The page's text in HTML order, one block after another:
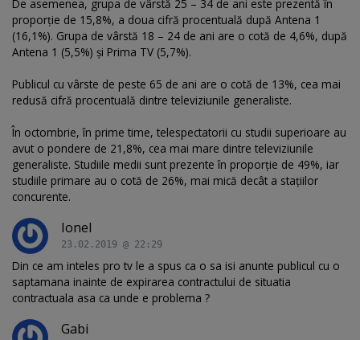
De asemenea, grupa de vârstă 25 – 34 de ani este prezentă în
proporție de 15,8%, a doua cifră procentuală după Antena 1
(16,1%). Grupa de vârstă 18 – 24 de ani are o cotă de 4,6%, după
Antena 1 (5,5%) și Prima TV (5,7%).
Publicul cu vârste de peste 65 de ani are o cotă de 13%, cea mai
redusă cifră procentuală dintre televiziunile generaliste.
În octombrie, în prime time, telespectatorii cu studii superioare au
avut o pondere de 21,8%, cea mai mare dintre televiziunile
generaliste. Studiile medii sunt prezente în proporție de 49%, iar
studiile primare au o cotă de 26%, mai mică decât a stațiilor
concurente.
Ionel
23.02.2019 @ 22:29
Din ce am inteles pro tv le a spus ca o sa isi anunte publicul cu o
saptamana inainte de expirarea contractului de situatia
contractuala asa ca unde e problema ?
Gabi